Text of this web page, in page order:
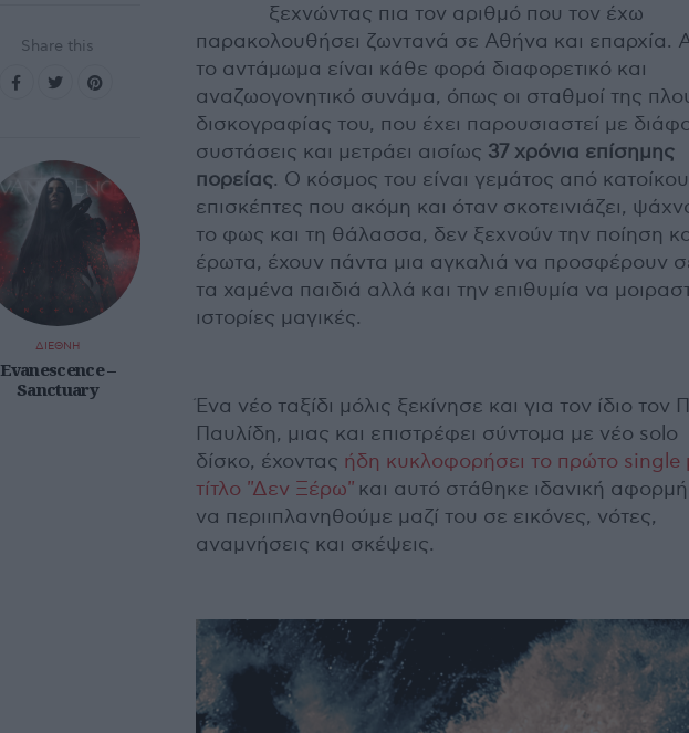
Share this
ΔΙΕΘΝΗ
Evanescence –
Sanctuary
ξεχνώντας πια τον αριθμό που τον έχω
παρακολουθήσει ζωντανά σε Αθήνα και επαρχία.
το αντάμωμα είναι κάθε φορά διαφορετικό και
αναζωογονητικό συνάμα, όπως οι σταθμοί της
δισκογραφίας του, που έχει παρουσιαστεί με
συστάσεις και μετράει αισίως 37 χρόνια επίσημης
πορείας. Ο κόσμος του είναι γεμάτος από
επισκέπτες που ακόμη και όταν σκοτεινιάζει,
το φως και τη θάλασσα, δεν ξεχνούν την ποίηση
έρωτα, έχουν πάντα μια αγκαλιά να προσφέρουν
τα χαμένα παιδιά αλλά και την επιθυμία να
ιστορίες μαγικές.
Ένα νέο ταξίδι μόλις ξεκίνησε και για τον ίδιο τον
Παυλίδη, μιας και επιστρέφει σύντομα με νέο solo
δίσκο, έχοντας ήδη κυκλοφορήσει το πρώτο single
τίτλο "Δεν Ξέρω" και αυτό στάθηκε ιδανική αφορμή
να περιιπλανηθούμε μαζί του σε εικόνες, νότες,
αναμνήσεις και σκέψεις.